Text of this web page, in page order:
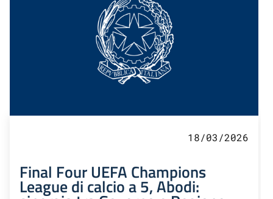
18/03/2026
Final Four UEFA Champions
League di calcio a 5, Abodi: